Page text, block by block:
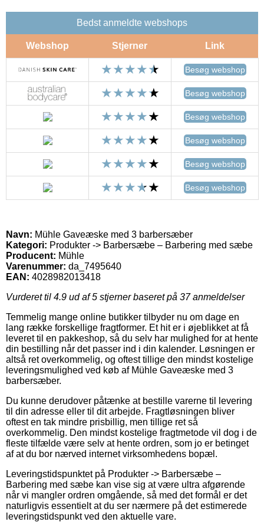
Bedst anmeldte webshops
Webshop Stjerner Link
Besøg webshop
Besøg webshop
Besøg webshop
Besøg webshop
Besøg webshop
Besøg webshop
Navn: Mühle Gaveæske med 3 barbersæber
Kategori: Produkter -> Barbersæbe – Barbering med sæbe
Producent: Mühle
Varenummer: da_7495640
EAN: 4028982013418
Vurderet til 4.9 ud af 5 stjerner baseret på 37anmeldelser
Temmelig mange online butikker tilbyder nu om dage en
lang række forskellige fragtformer. Et hit er i øjeblikket at få
leveret til en pakkeshop, så du selv har mulighed for at hente
din bestilling når det passer ind i din kalender. Løsningen er
altså ret overkommelig, og oftest tillige den mindst kostelige
leveringsmulighed ved køb af Mühle Gaveæske med 3
barbersæber.
Du kunne derudover påtænke at bestille varerne til levering
til din adresse eller til dit arbejde. Fragtløsningen bliver
oftest en tak mindre prisbillig, men tillige ret så
overkommelig. Den mindst kostelige fragtmetode vil dog i de
fleste tilfælde være selv at hente ordren, som jo er betinget
af at du bor nærved internet virksomhedens bopæl.
Leveringstidspunktet på Produkter -> Barbersæbe –
Barbering med sæbe kan vise sig at være ultra afgørende
når vi mangler ordren omgående, så med det formål er det
naturligvis essentielt at du ser nærmere på det estimerede
leveringstidspunkt ved den aktuelle vare.